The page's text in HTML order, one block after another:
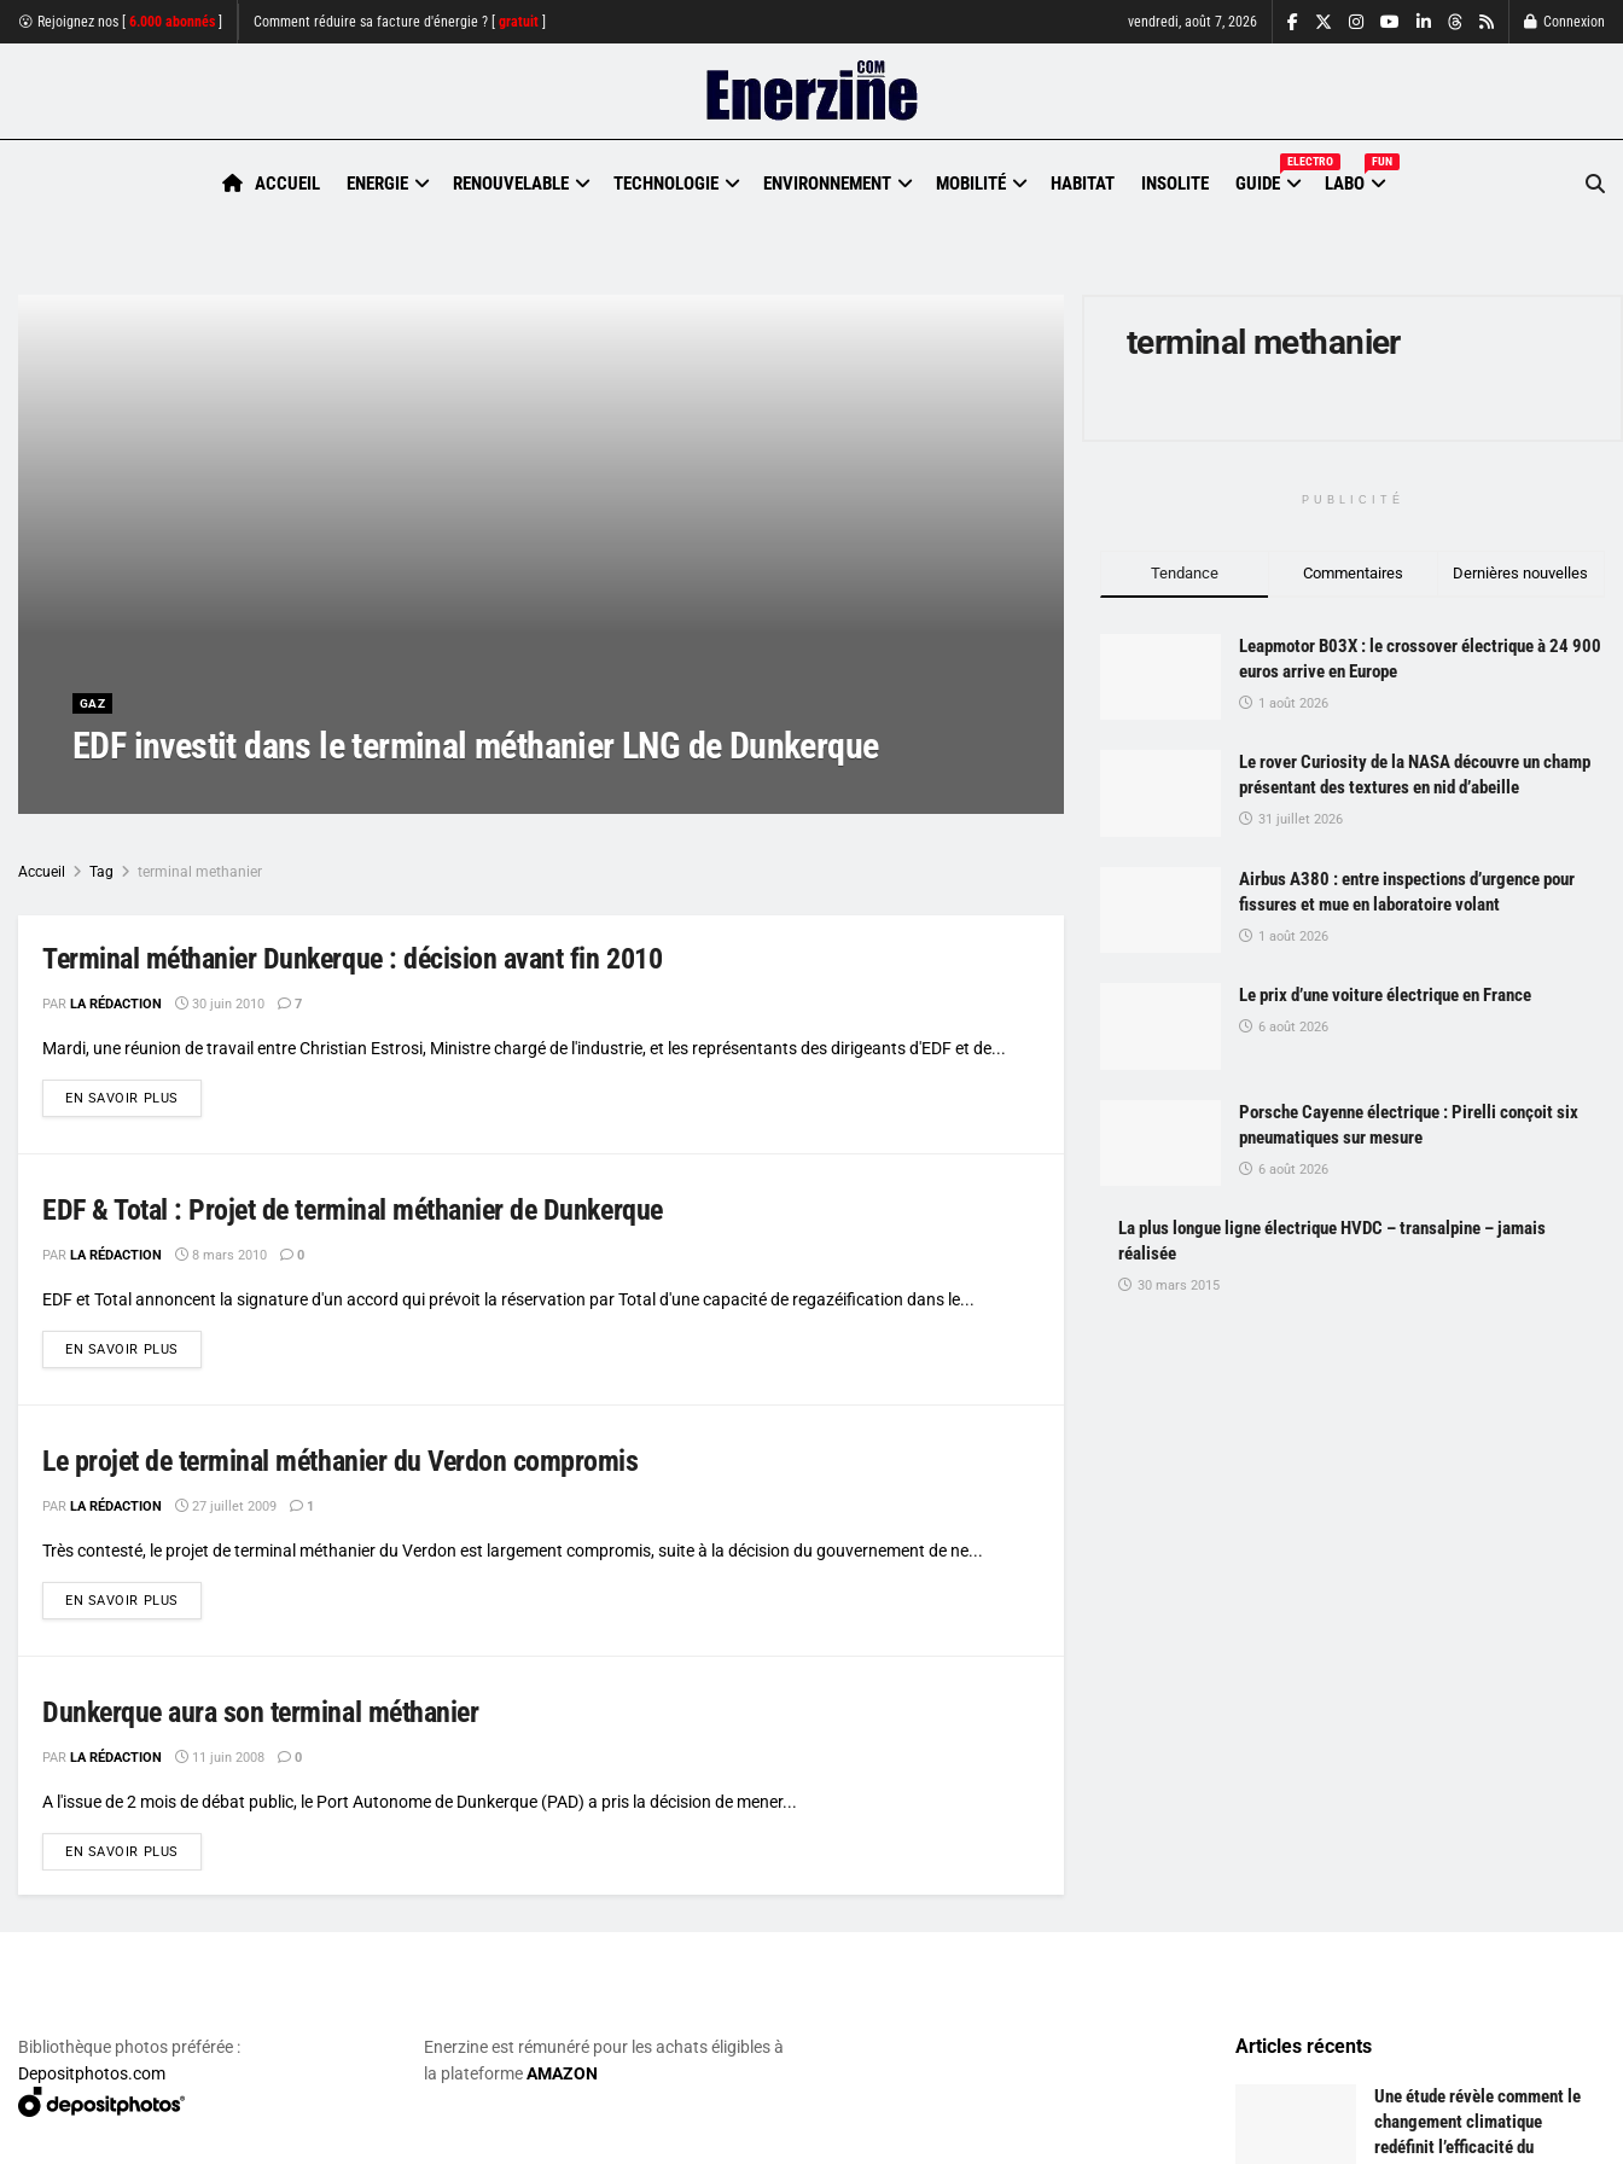
😮 Rejoignez nos [ 6.000 abonnés Comment réduire sa facture d'énergie ? [ gratuit vendredi, août 7, 2026 Connexion
ACCUEIL ENERGIE RENOUVELABLE TECHNOLOGIE ENVIRONNEMENT MOBILITÉ HABITAT INSOLITE GUIDE
ELECTRO
LABO
FUN
GAZ
EDF investit dans le terminal méthanier LNG de Dunkerque
Accueil Tag terminal methanier
Terminal méthanier Dunkerque : décision avant fin 2010
PAR LA RÉDACTION 30 juin 2010 7
Mardi, une réunion de travail entre Christian Estrosi, Ministre chargé de l'industrie, et les représentants des dirigeants d'EDF et de...
EN SAVOIR PLUS
EDF & Total : Projet de terminal méthanier de Dunkerque
PAR LA RÉDACTION 8 mars 2010 0
EDF et Total annoncent la signature d'un accord qui prévoit la réservation par Total d'une capacité de regazéification dans le...
EN SAVOIR PLUS
Le projet de terminal méthanier du Verdon compromis
PAR LA RÉDACTION 27 juillet 2009 1
Très contesté, le projet de terminal méthanier du Verdon est largement compromis, suite à la décision du gouvernement de ne...
EN SAVOIR PLUS
Dunkerque aura son terminal méthanier
PAR LA RÉDACTION 11 juin 2008 0
A l'issue de 2 mois de débat public, le Port Autonome de Dunkerque (PAD) a pris la décision de mener...
EN SAVOIR PLUS
terminal methanier
PUBLICITÉ
Tendance Commentaires Dernières nouvelles
Leapmotor B03X : le crossover électrique à 24 900
euros arrive en Europe
1 août 2026
Le rover Curiosity de la NASA découvre un champ
présentant des textures en nid d’abeille
31 juillet 2026
Airbus A380 : entre inspections d’urgence pour
fissures et mue en laboratoire volant
1 août 2026
Le prix d’une voiture électrique en France
6 août 2026
Porsche Cayenne électrique : Pirelli conçoit six
pneumatiques sur mesure
6 août 2026
La plus longue ligne électrique HVDC – transalpine – jamais
réalisée
30 mars 2015
Bibliothèque photos préférée :
Depositphotos.com
Enerzine est rémunéré pour les achats éligibles à
la plateformeAMAZON
Articles récents
Une étude révèle comment le
changement climatique
redéfinit l’efficacité du